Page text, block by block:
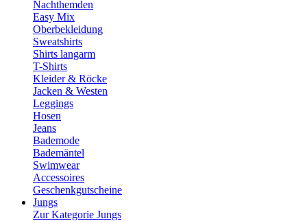
Nachthemden
Easy Mix
Oberbekleidung
Sweatshirts
Shirts langarm
T-Shirts
Kleider & Röcke
Jacken & Westen
Leggings
Hosen
Jeans
Bademode
Bademäntel
Swimwear
Accessoires
Geschenkgutscheine
Jungs
Zur Kategorie Jungs